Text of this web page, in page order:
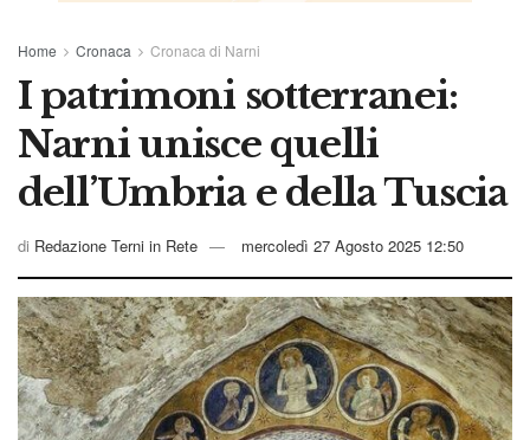
Home Cronaca Cronaca di Narni
I patrimoni sotterranei:
Narni unisce quelli
dell’Umbria e della Tuscia
di Redazione Terni in Rete mercoledì 27 Agosto 2025 12:50